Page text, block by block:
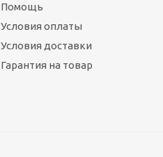
Помощь
Условия оплаты
Условия доставки
Гарантия на товар